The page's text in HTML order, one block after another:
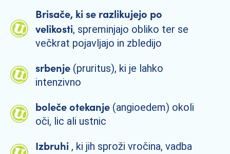
Brisače, ki se razlikujejo po
velikosti, spreminjajo obliko ter se
večkrat pojavljajo in zbledijo
srbenje (pruritus), ki je lahko
intenzivno
boleče otekanje(angioedem) okoli
oči, lic ali ustnic
Izbruhi, ki jih sproži vročina, vadba